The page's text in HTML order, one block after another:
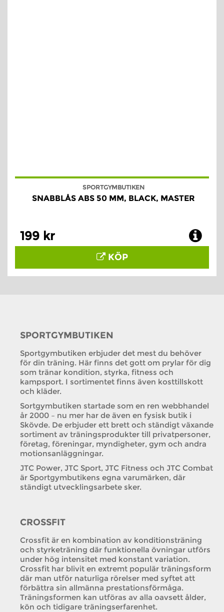
SPORTGYMBUTIKEN
SNABBLÅS ABS 50 MM, BLACK, MASTER
199 kr
KÖP
SPORTGYMBUTIKEN
Sportgymbutiken erbjuder det mest du behöver
för din träning. Här finns det gott om prylar för dig
som tränar kondition, styrka, fitness och
kampsport. I sortimentet finns även kosttillskott
och kläder.
Sortgymbutiken startade som en ren webbhandel
år 2000 – nu mer har de även en fysisk butik i
Skövde. De erbjuder ett brett och ständigt växande
sortiment av träningsprodukter till privatpersoner,
företag, föreningar, myndigheter, gym och andra
motionsanläggningar.
JTC Power, JTC Sport, JTC Fitness och JTC Combat
är Sportgymbutikens egna varumärken, där
ständigt utvecklingsarbete sker.
CROSSFIT
Crossfit är en kombination av konditionsträning
och styrketräning där funktionella övningar utförs
under hög intensitet med konstant variation.
Crossfit har blivit en extremt populär träningsform
där man utför naturliga rörelser med syftet att
förbättra sin allmänna prestationsförmåga.
Träningsformen kan utföras av alla oavsett ålder,
kön och tidigare träningserfarenhet.